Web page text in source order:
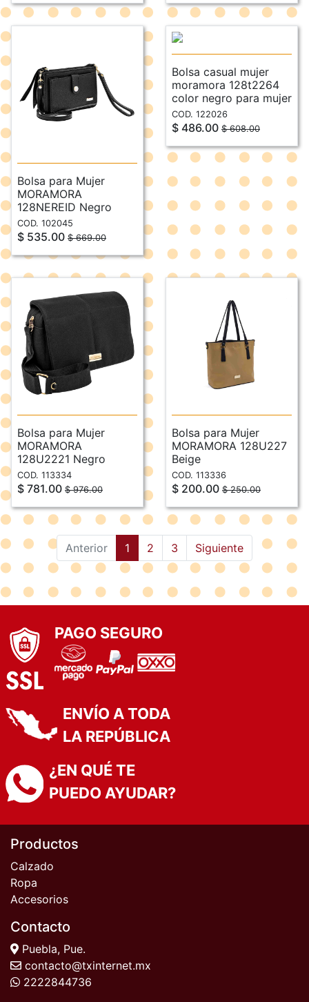
Bolsa para Mujer
MORAMORA
128NEREID Negro
COD. 102045
$ 535.00 $ 669.00
Bolsa casual mujer
moramora 128t2264
color negro para mujer
COD. 122026
$ 486.00 $ 608.00
Bolsa para Mujer
MORAMORA
128U2221 Negro
COD. 113334
$ 781.00 $ 976.00
Bolsa para Mujer
MORAMORA 128U227
Beige
COD. 113336
$ 200.00 $ 250.00
Anterior 1 (current)
2 3 Siguiente
PAGO SEGURO
ENVÍO A TODA
LA REPÚBLICA
¿EN QUÉ TE
PUEDO AYUDAR?
Productos
Calzado
Ropa
Accesorios
Contacto
Puebla, Pue.
contacto@txinternet.mx
2222844736